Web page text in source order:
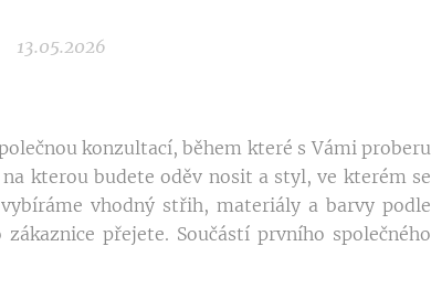
13.05.2026
konzultací, během které s Vámi proberu
kterou budete oděv nosit a styl, ve kterém se
vhodný střih, materiály a barvy podle
přejete. Součástí prvního společného